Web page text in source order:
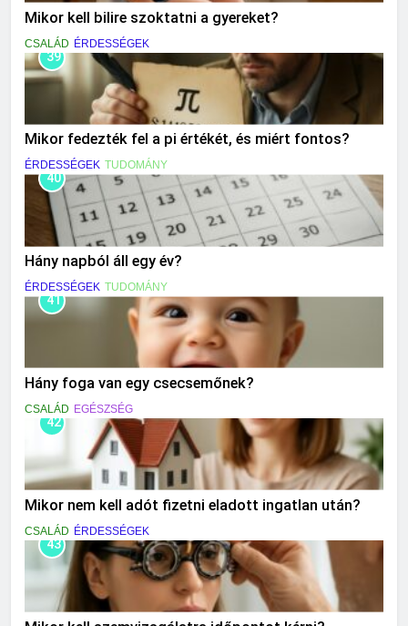
Mikor kell bilire szoktatni a gyereket?
CSALÁD ÉRDESSÉGEK
39
Mikor fedezték fel a pi értékét, és miért fontos?
ÉRDESSÉGEK TUDOMÁNY
40
Hány napból áll egy év?
ÉRDESSÉGEK TUDOMÁNY
41
Hány foga van egy csecsemőnek?
CSALÁD EGÉSZSÉG
42
Mikor nem kell adót fizetni eladott ingatlan után?
CSALÁD ÉRDESSÉGEK
43